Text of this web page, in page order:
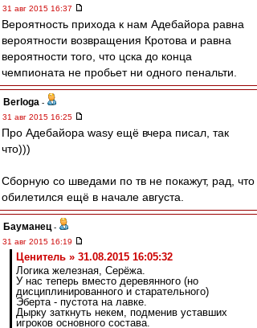
31 авг 2015 16:37
Вероятность прихода к нам Адебайора равна
вероятности возвращения Кротова и равна
вероятности того, что цска до конца
чемпионата не пробьет ни одного пенальти.
Berloga -
31 авг 2015 16:25
Про Адебайора wasy ещё вчера писал, так
что)))
Сборную со шведами по тв не покажут, рад, что
обилетился ещё в начале августа.
Бауманец -
31 авг 2015 16:19
Ценитель » 31.08.2015 16:05:32
Логика железная, Серёжа.
У нас теперь вместо деревянного (но
дисциплинированного и старательного)
Эберта - пустота на лавке.
Дырку заткнуть некем, подменив уставших
игроков основного состава.